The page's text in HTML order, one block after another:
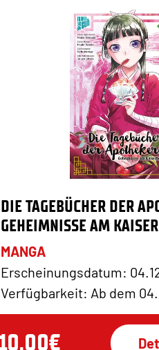
DIE TAGEBÜCHER DER
GEHEIMNISSE AM
MANGA
Erscheinungsdatum:
Verfügbarkeit: Ab dem
10,00€